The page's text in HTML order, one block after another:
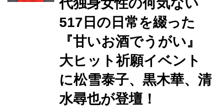
代独身女性の何気ない
517日の日常を綴った
『甘いお酒でうがい』
大ヒット祈願イベント
に松雪泰子、黒木華、清
水尋也が登壇！